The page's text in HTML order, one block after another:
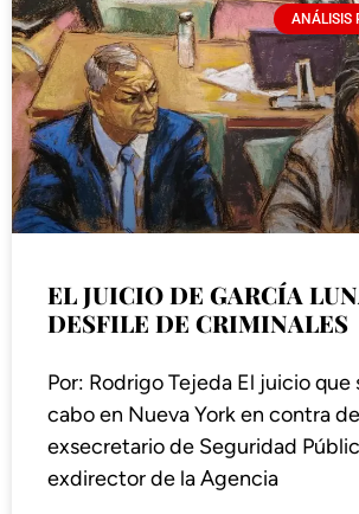
ANÁLISIS
EL JUICIO DE GARCÍA
DESFILE DE CRIMINALES
Por: Rodrigo Tejeda El juicio que
cabo en Nueva York en contra
exsecretario de Seguridad
exdirector de la Agencia